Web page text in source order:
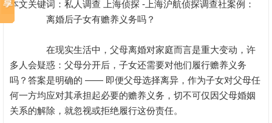
本文关键词： 私人调查 上海侦探 -上海沪航侦探调查社案例：
离婚后子女有赡养义务吗？
在现实生活中，父母离婚对家庭而言是重大变动，许
多人会疑惑：父母分开后，子女还需要对他们履行赡养义务
吗？答案是明确的 —— 即便父母选择离异，作为子女对父母任
何一方均应对其承担起必要的赡养义务，切不可仅因父母婚姻
关系的解除，就忽视或拒绝履行这份责任。